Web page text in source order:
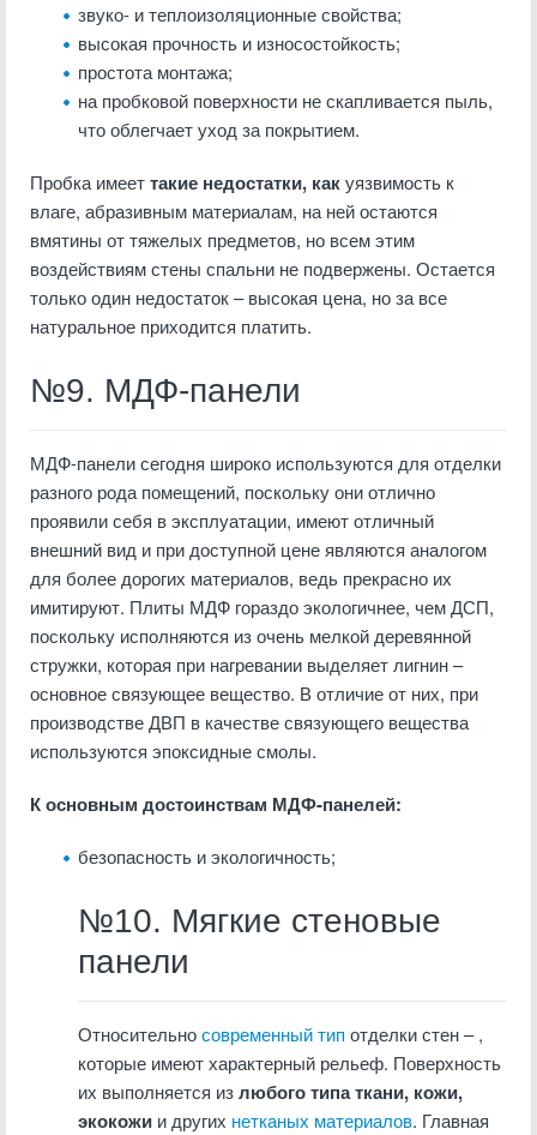
звуко- и теплоизоляционные свойства;
высокая прочность и износостойкость;
простота монтажа;
на пробковой поверхности не скапливается пыль,
что облегчает уход за покрытием.
Пробка имееттакие недостатки, какуязвимость к
влаге, абразивным материалам, на ней остаются
вмятины от тяжелых предметов, но всем этим
воздействиям стены спальни не подвержены. Остается
только один недостаток – высокая цена, но за все
натуральное приходится платить.
№9. МДФ-панели
МДФ-панели сегодня широко используются для отделки
разного рода помещений, поскольку они отлично
проявили себя в эксплуатации, имеют отличный
внешний вид и при доступной цене являются аналогом
для более дорогих материалов, ведь прекрасно их
имитируют. Плиты МДФ гораздо экологичнее, чем ДСП,
поскольку исполняются из очень мелкой деревянной
стружки, которая при нагревании выделяет лигнин –
основное связующее вещество. В отличие от них, при
производстве ДВП в качестве связующего вещества
используются эпоксидные смолы.
К основным достоинствам МДФ-панелей:
безопасность и экологичность;
№10. Мягкие стеновые
панели
Относительносовременный тип отделки стен – ,
которые имеют характерный рельеф. Поверхность
их выполняется излюбого типа ткани, кожи,
экокожи и других нетканых материалов. Главная